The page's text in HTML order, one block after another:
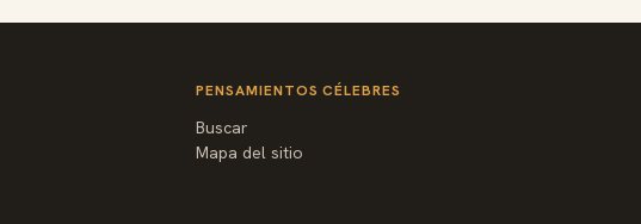
PENSAMIENTOS CÉLEBRES
Buscar
Mapa del sitio